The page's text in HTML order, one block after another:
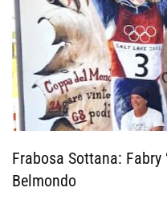
Frabosa Sottana:
Belmondo